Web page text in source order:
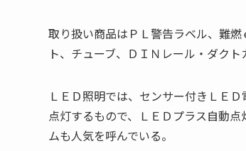
取り扱い商品はＰＬ警告ラベル、難
ト、チューブ、ＤＩＮレール・ダク
ＬＥＤ照明では、センサー付きＬＥ
点灯するもので、ＬＥＤプラス自動
ムも人気を呼んでいる。